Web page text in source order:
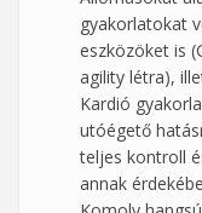
gyakorlatokat
eszközöket is
agility létra),
Kardió
utóégető
teljes kontroll
annak